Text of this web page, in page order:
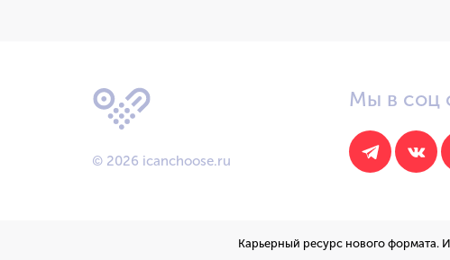
© 2026 icanchoose.ru
Мы в соц
Карьерный ресурс нового формата.